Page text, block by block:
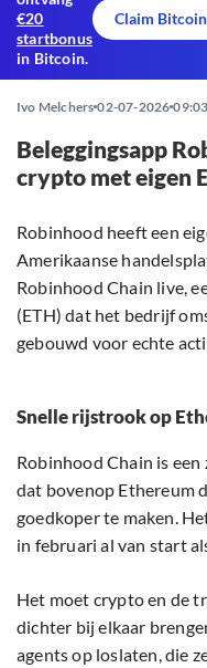
€20
startbonus
in Bitcoin.
Claim Bitcoin
Ivo Melchers 02-07-2026
Beleggingsapp
crypto met eigen
Robinhood heeft een
Amerikaanse
Robinhood Chain live,
(ETH) dat het bedrijf
gebouwd voor echte
Snelle rijstrook op
Robinhood Chain is
dat bovenop Ethereum
goedkoper te maken.
in februari al van start
Het moet crypto en de
dichter bij elkaar
agents op loslaten, die